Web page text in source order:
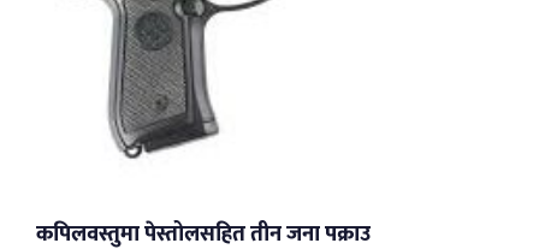
कपिलवस्तुमा पेस्तोलसहित तीन जना पक्राउ